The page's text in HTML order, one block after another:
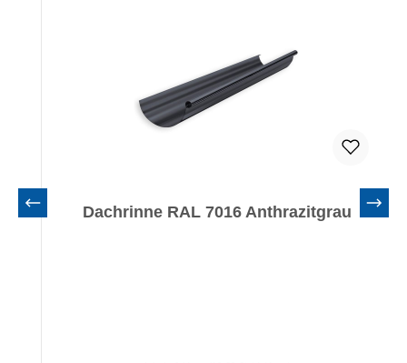
Dachrinne RAL 7016 Anthrazitgrau